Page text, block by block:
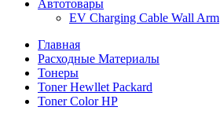
Автотовары
EV Charging Cable Wall Arm
Главная
Расходные Материалы
Тонеры
Toner Hewllet Packard
Toner Color HP